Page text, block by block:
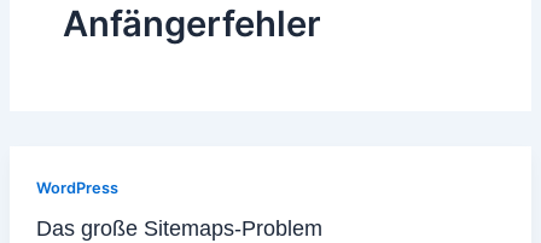
Anfängerfehler
WordPress
Das große Sitemaps-Problem